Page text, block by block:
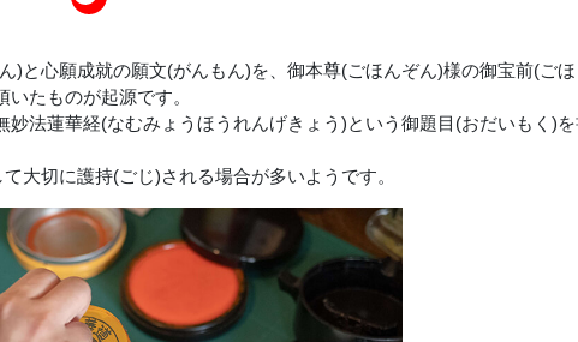
)と心願成就の願文(がんもん)を、御本尊(ごほんぞん)様の御宝前(ご
たものが起源です。
法蓮華経(なむみょうほうれんげきょう)という御題目(おだいもく)
大切に護持(ごじ)される場合が多いようです。